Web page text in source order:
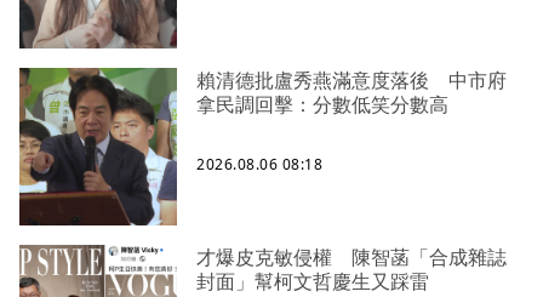
賴清德批盧秀燕滿意度落後 中市府
拿民調回擊：分數低笑分數高
2026.08.06 08:18
才爆皮克敏侵權 陳智菡「合成雜誌
封面」幫柯文哲慶生又踩雷